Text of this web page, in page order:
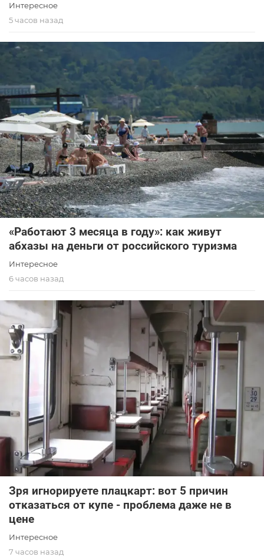
Интересное
5 часов назад
«Работают 3 месяца в году»: как живут
абхазы на деньги от российского туризма
Интересное
6 часов назад
Зря игнорируете плацкарт: вот 5 причин
отказаться от купе - проблема даже не в
цене
Интересное
7 часов назад